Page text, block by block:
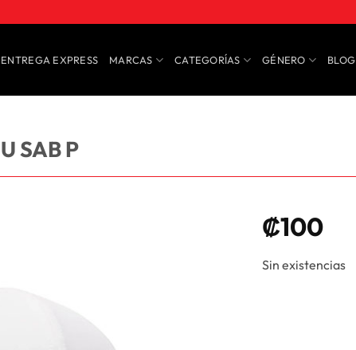
ENTREGA EXPRESS MARCAS CATEGORÍAS GÉNERO BLOG
SAB P
₡100
Sin existencias